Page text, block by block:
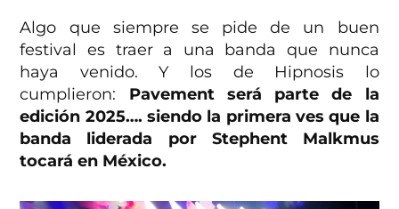
Algo que siempre se pide de un buen
festival es traer a una banda que nunca
haya venido. Y los de Hipnosis lo
cumplieron: Pavement será parte de la
edición 2025…. siendo la primera ves que la
banda liderada por Stephent Malkmus
tocará en México.